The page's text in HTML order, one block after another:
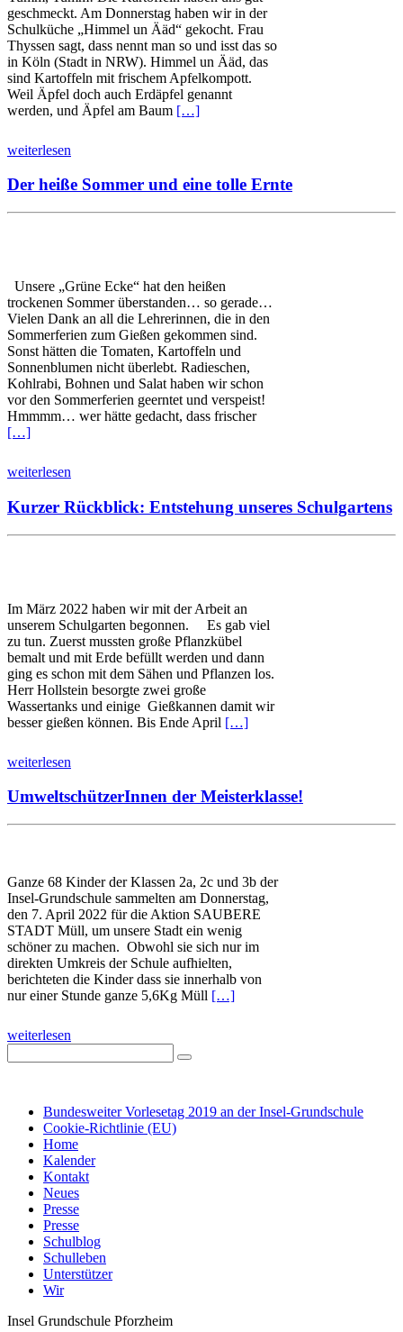
geschmeckt. Am Donnerstag haben wir in der
Schulküche „Himmel un Ääd“ gekocht. Frau
Thyssen sagt, dass nennt man so und isst das so
in Köln (Stadt in NRW). Himmel un Ääd, das
sind Kartoffeln mit frischem Apfelkompott.
Weil Äpfel doch auch Erdäpfel genannt
werden, und Äpfel am Baum […]
weiterlesen
Der heiße Sommer und eine tolle Ernte
Unsere „Grüne Ecke“ hat den heißen
trockenen Sommer überstanden… so gerade…
Vielen Dank an all die Lehrerinnen, die in den
Sommerferien zum Gießen gekommen sind.
Sonst hätten die Tomaten, Kartoffeln und
Sonnenblumen nicht überlebt. Radieschen,
Kohlrabi, Bohnen und Salat haben wir schon
vor den Sommerferien geerntet und verspeist!
Hmmmm… wer hätte gedacht, dass frischer
[…]
weiterlesen
Kurzer Rückblick: Entstehung unseres Schulgartens
Im März 2022 haben wir mit der Arbeit an
unserem Schulgarten begonnen. Es gab viel
zu tun. Zuerst mussten große Pflanzkübel
bemalt und mit Erde befüllt werden und dann
ging es schon mit dem Sähen und Pflanzen los.
Herr Hollstein besorgte zwei große
Wassertanks und einige Gießkannen damit wir
besser gießen können. Bis Ende April […]
weiterlesen
UmweltschützerInnen der Meisterklasse!
Ganze 68 Kinder der Klassen 2a, 2c und 3b der
Insel-Grundschule sammelten am Donnerstag,
den 7. April 2022 für die Aktion SAUBERE
STADT Müll, um unsere Stadt ein wenig
schöner zu machen. Obwohl sie sich nur im
direkten Umkreis der Schule aufhielten,
berichteten die Kinder dass sie innerhalb von
nur einer Stunde ganze 5,6Kg Müll […]
weiterlesen
Bundesweiter Vorlesetag 2019 an der Insel-Grundschule
Cookie-Richtlinie (EU)
Home
Kalender
Kontakt
Neues
Presse
Presse
Schulblog
Schulleben
Unterstützer
Wir
Insel Grundschule Pforzheim